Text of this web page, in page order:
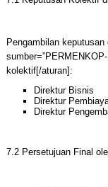
Pengambilan
kolektif[/aturan]:
Direktur Bisnis
Direktur
Direktur
7.2 Persetujuan Final